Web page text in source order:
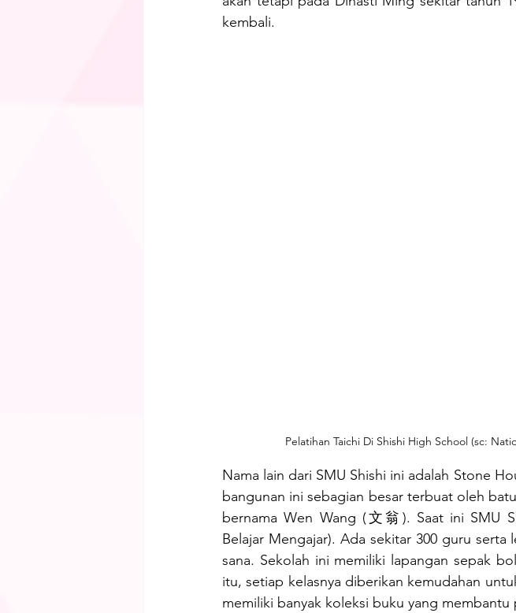
kembali.
Pelatihan Taichi Di Shishi High School (sc:
Nama lain dari SMU Shishi ini adalah Stone
bangunan ini sebagian besar terbuat oleh
bernama Wen Wang (文翁 ). Saat ini SMU
Belajar Mengajar). Ada sekitar 300 guru
sana. Sekolah ini memiliki lapangan sepak
itu, setiap kelasnya diberikan kemudahan
memiliki banyak koleksi buku yang membantu